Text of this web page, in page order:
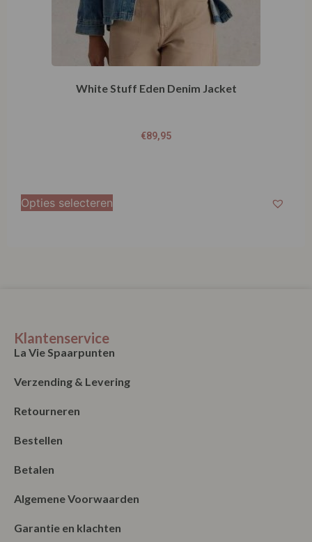
White Stuff Eden Denim Jacket
€89,95
Opties selecteren
Klantenservice
La Vie Spaarpunten
Verzending & Levering
Retourneren
Bestellen
Betalen
Algemene Voorwaarden
Garantie en klachten